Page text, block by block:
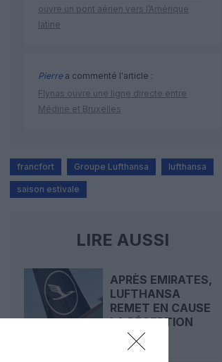
ouvre un pont aérien vers l’Amérique
latine
Pierrea commenté l'article :
Flynas ouvre une ligne directe entre
Médine et Bruxelles
francfort Groupe Lufthansa lufthansa
saison estivale
LIRE AUSSI
APRÈS EMIRATES,
LUFTHANSA
REMET EN CAUSE
LA RÉCEPTION
DE...